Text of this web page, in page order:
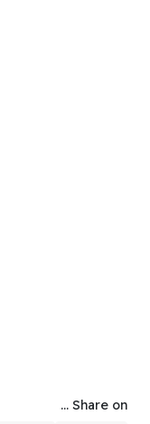
Share on ...